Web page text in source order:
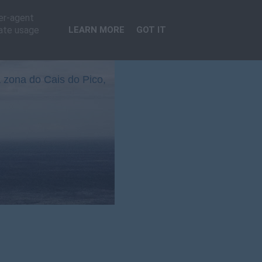
do Cais do Pico,
agent
usage
LEARN MORE GOT IT